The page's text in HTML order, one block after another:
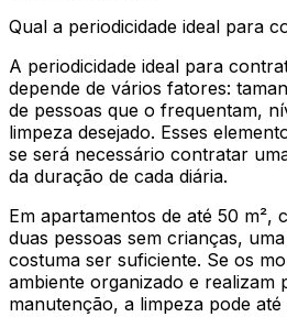
Qual a periodicidade ideal para
A periodicidade ideal para
depende de vários fatores:
de pessoas que o frequentam,
limpeza desejado. Esses
se será necessário contratar
da duração de cada diária.
Em apartamentos de até 50 m²,
duas pessoas sem crianças,
costuma ser suficiente. Se os
ambiente organizado e realizam
manutenção, a limpeza pode até